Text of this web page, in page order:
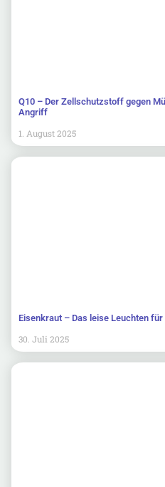
Q10 – Der Zellschutzstoff gegen
Angriff
1. August 2025
Eisenkraut – Das leise Leuchten
30. Juli 2025